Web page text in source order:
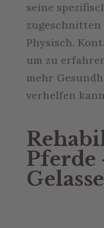
seine
zugeschnitten
Physisch.
um zu
mehr
verhelfen
Pferde